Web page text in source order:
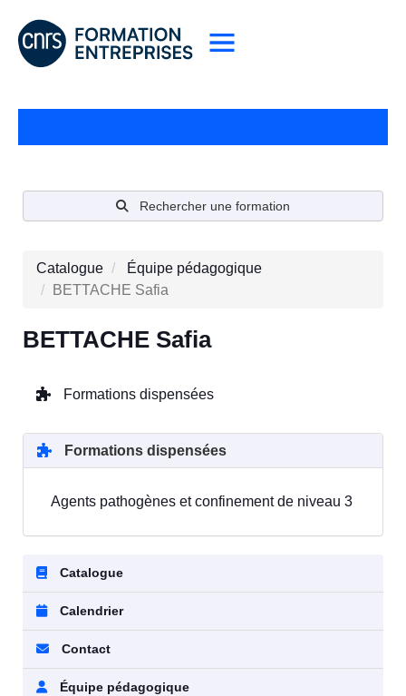
Rechercher une formation
Catalogue
Équipe pédagogique
BETTACHE Safia
BETTACHE Safia
Formations dispensées
Formations dispensées
Agents pathogènes et confinement de niveau 3
Catalogue
Calendrier
Contact
Équipe pédagogique